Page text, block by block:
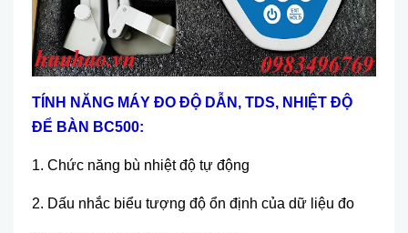
T ÍNH NĂNG MÁY ĐO ĐỘ DẪN, TDS, NHIỆT ĐỘ
ĐỂ BÀN BC500:
1. Chức năng bù nhiệt độ tự động
2. Dấu nhắc biểu tượng độ ổn định của dữ liệu đo